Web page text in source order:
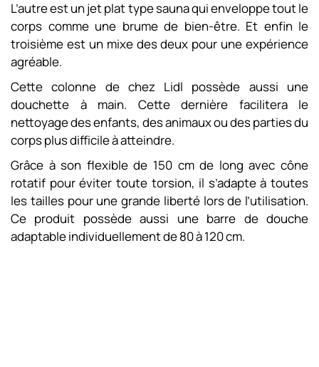
L’autre est un jet plat type sauna qui enveloppe tout le
corps comme une brume de bien-être. Et enfin le
troisième est un mixe des deux pour une expérience
agréable.
Cette colonne de chez Lidl possède aussi une
douchette à main. Cette dernière facilitera le
nettoyage des enfants, des animaux ou des parties du
corps plus difficile à atteindre.
Grâce à son flexible de 150 cm de long avec cône
rotatif pour éviter toute torsion, il s’adapte à toutes
les tailles pour une grande liberté lors de l’utilisation.
Ce produit possède aussi une barre de douche
adaptable individuellement de 80 à 120 cm.